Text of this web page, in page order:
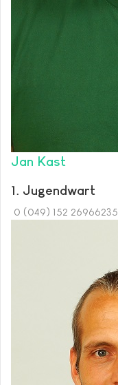
Jan Kast
1. Jugendwart
0 (049) 152 26966235